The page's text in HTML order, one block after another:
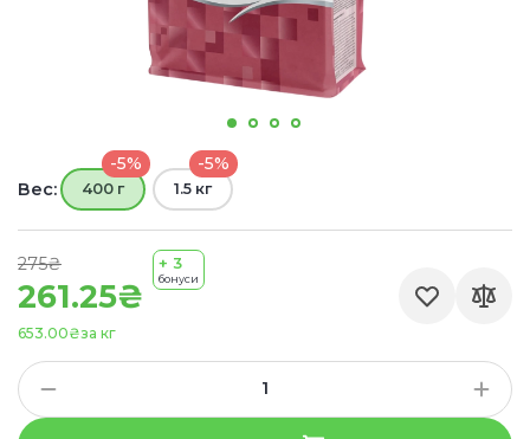
261.25₴
275₴
за кг
653.00₴
+ 3
бонуси
Вес:
-5%
400 г
-5%
1.5 кг